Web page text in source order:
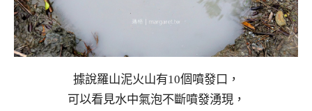
據說羅山泥火山有10個噴發口，
可以看見水中氣泡不斷噴發湧現，